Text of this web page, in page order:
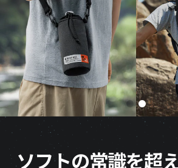
ソフトの常識を超